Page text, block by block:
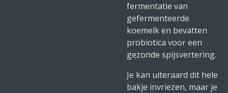
fermentatie van
gefermenteerde
koemelk en bevatten
probiotica voor een
gezonde spijsvertering.
Je kan uiteraard dit hele
bakje invriezen, maar je